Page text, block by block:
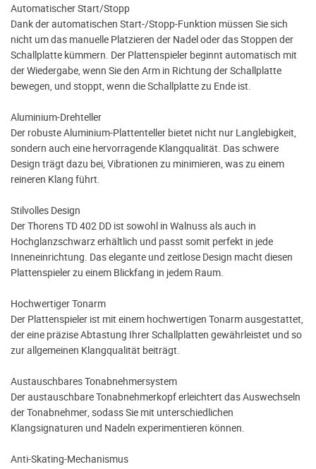
Automatischer Start/Stopp
Dank der automatischen Start-/Stopp-Funktion müssen Sie sich
nicht um das manuelle Platzieren der Nadel oder das Stoppen der
Schallplatte kümmern. Der Plattenspieler beginnt automatisch mit
der Wiedergabe, wenn Sie den Arm in Richtung der Schallplatte
bewegen, und stoppt, wenn die Schallplatte zu Ende ist.
Aluminium-Drehteller
Der robuste Aluminium-Plattenteller bietet nicht nur Langlebigkeit,
sondern auch eine hervorragende Klangqualität. Das schwere
Design trägt dazu bei, Vibrationen zu minimieren, was zu einem
reineren Klang führt.
Stilvolles Design
Der Thorens TD 402 DD ist sowohl in Walnuss als auch in
Hochglanzschwarz erhältlich und passt somit perfekt in jede
Inneneinrichtung. Das elegante und zeitlose Design macht diesen
Plattenspieler zu einem Blickfang in jedem Raum.
Hochwertiger Tonarm
Der Plattenspieler ist mit einem hochwertigen Tonarm ausgestattet,
der eine präzise Abtastung Ihrer Schallplatten gewährleistet und so
zur allgemeinen Klangqualität beiträgt.
Austauschbares Tonabnehmersystem
Der austauschbare Tonabnehmerkopf erleichtert das Auswechseln
der Tonabnehmer, sodass Sie mit unterschiedlichen
Klangsignaturen und Nadeln experimentieren können.
Anti-Skating-Mechanismus